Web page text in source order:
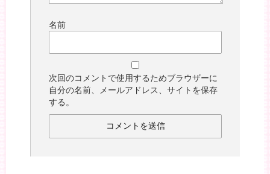
名前
次回のコメントで使用するためブラウザーに
自分の名前、メールアドレス、サイトを保存
する。